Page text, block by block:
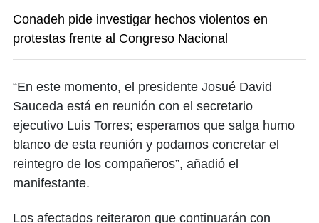
Conadeh pide investigar hechos violentos en
protestas frente al Congreso Nacional
“En este momento, el presidente Josué David
Sauceda está en reunión con el secretario
ejecutivo Luis Torres; esperamos que salga humo
blanco de esta reunión y podamos concretar el
reintegro de los compañeros”, añadió el
manifestante.
Los afectados reiteraron que continuarán con